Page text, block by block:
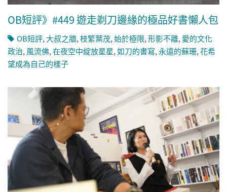
OB短評》#449 遊走剃刀邊緣的極品好書懶人包
OB短評,大叔之牆,枝繁葉茂,始於極限,形影不離,愛的文化
政治,風流佛,在夜空中綻放星星,如刀的書寫,永遠的蘇珊,花希
望成為自己的樣子